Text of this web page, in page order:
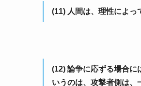
(11) 人間は、理性によっ
(12) 論争に応ずる場合に
いうのは、攻撃者側は、